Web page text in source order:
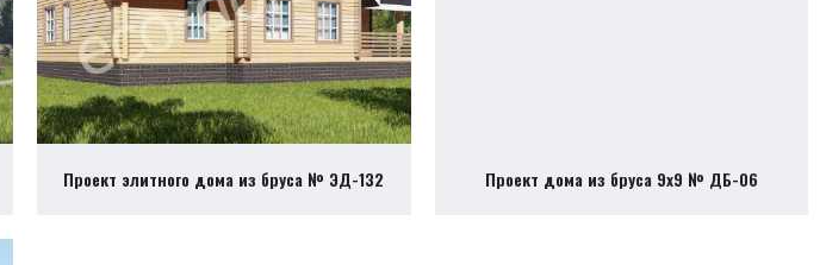
Проект элитного дома из бруса № ЭД-132 Проект дома из бруса 9х9 № ДБ-06